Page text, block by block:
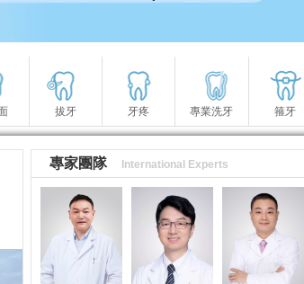
拔牙 牙疼 專業洗牙 箍牙
專家團隊 International Experts